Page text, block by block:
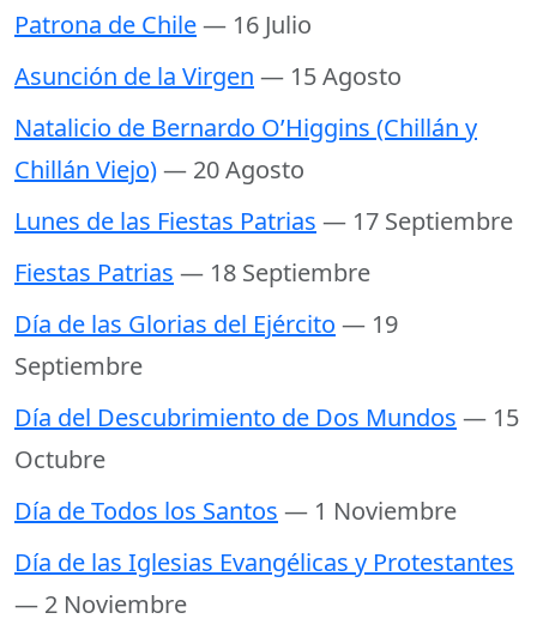
Patrona de Chile— 16 Julio
Asunción de la Virgen — 15 Agosto
Natalicio de Bernardo O’Higgins (Chillán y
Chillán Viejo)— 20 Agosto
Lunes de las Fiestas Patrias — 17 Septiembre
Fiestas Patrias — 18 Septiembre
Día de las Glorias del Ejército — 19
Septiembre
Día del Descubrimiento de Dos Mundos — 15
Octubre
Día de Todos los Santos — 1 Noviembre
Día de las Iglesias Evangélicas y Protestantes
— 2 Noviembre